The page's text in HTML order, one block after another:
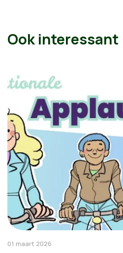
Ook interessant
01 maart 2026